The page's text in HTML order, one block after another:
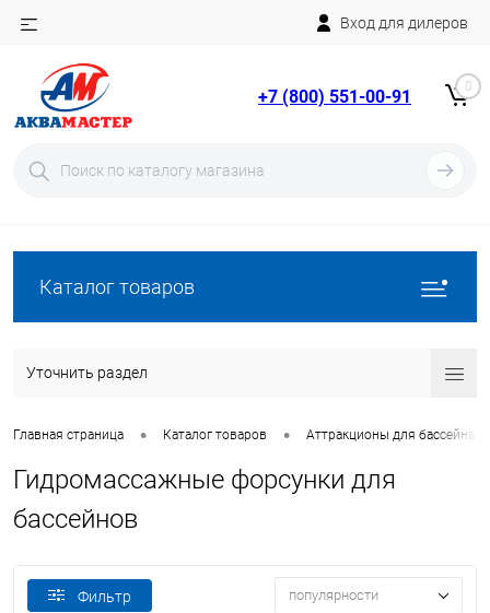
Вход для дилеров
+7 (800) 551-00-91 0
Каталог товаров
Уточнить раздел
Главная страница • Каталог товаров • Аттракционы для бассейна
Гидромассажные форсунки для
бассейнов
Фильтр популярности